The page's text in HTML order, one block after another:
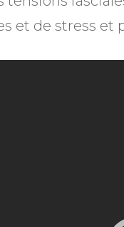
et de stress et